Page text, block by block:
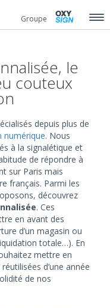
Groupe
le
couteux
depuis plus de
numérique. Nous
à la signalétique et
de répondre à
sur Paris mais
français. Parmi les
découvrez
. Ces
en avant des
d’un magasin ou
totale…). En
mettre en
d’une année
de nos